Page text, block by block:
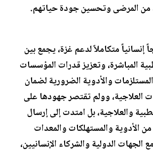
من المرضى وتحسين جودة حياتهم.
إنسانياً متكاملاً لدعم غزة، يجمع بين
المباشرة، وتعزيز قدرات المؤسسات
والأدوية الضرورية لضمان
العلاجية، وولم تقتصر جهودها على
والعلاجية، بل امتدت إلى إرسال
الأدوية والمستهلكات والمعدات
الجهات الدولية والشركاء الإنسانيين،